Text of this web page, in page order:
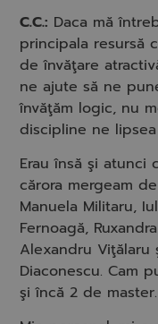
C.C.: Daca mă
principala resursă
de învăţare
ne ajute să ne
învăţăm logic, nu
discipline ne
Erau însă şi atunci
cărora mergeam
Manuela Militaru,
Fernoagă,
Alexandru
Diaconescu. Cam
şi încă 2 de master.